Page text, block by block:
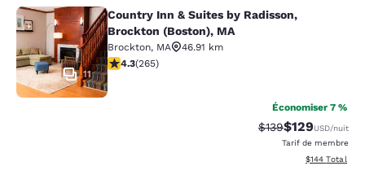
Country Inn & Suites by Radisson,
11
Country Inn & Suites by Radisson,
Brockton (Boston), MA
Brockton, MA
46.91 km
4.29 étoiles. Excellent. 265 commentaires
4.3(265)
Économiser 7 %
Tarif barré :
$139Tarif réduit :
$129USD/nuit
Tarif de membre
Afficher les
$144 Total